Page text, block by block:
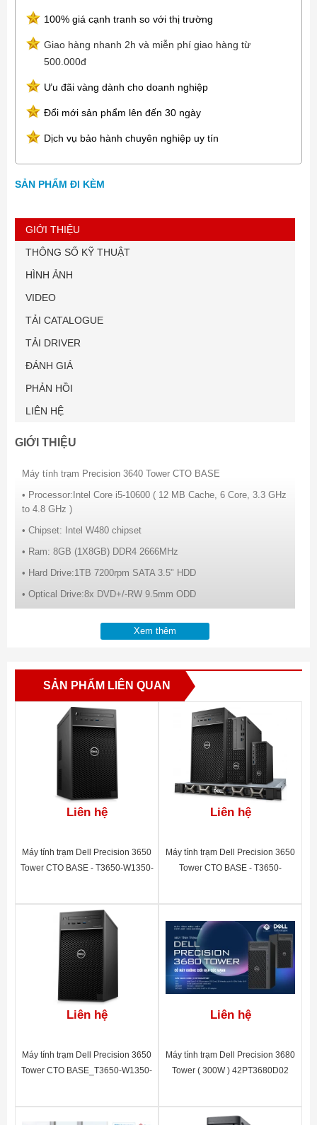
100% giá cạnh tranh so với thị trường
Giao hàng nhanh 2h và miễn phí giao hàng từ
500.000đ
Ưu đãi vàng dành cho doanh nghiệp
Đổi mới sản phẩm lên đến 30 ngày
Dịch vụ bảo hành chuyên nghiệp uy tín
SẢN PHẨM ĐI KÈM
GIỚI THIỆU
THÔNG SỐ KỸ THUẬT
HÌNH ẢNH
VIDEO
TẢI CATALOGUE
TẢI DRIVER
ĐÁNH GIÁ
PHẢN HỒI
LIÊN HỆ
GIỚI THIỆU
Máy tính trạm Precision 3640 Tower CTO BASE
• Processor:Intel Core i5-10600 ( 12 MB Cache, 6 Core, 3.3 GHz
to 4.8 GHz )
• Chipset: Intel W480 chipset
• Ram: 8GB (1X8GB) DDR4 2666MHz
• Hard Drive:1TB 7200rpm SATA 3.5" HDD
• Optical Drive:8x DVD+/-RW 9.5mm ODD
• Graphics: Nvidia Quadro P620, 2GB, 4 mDP to DP adapter, +
• OS:Ubuntu Linux 18.04
• Dell optical Mouse & Keyboard
• Warranty3Yr Prosupport + Keep Your HD
Xem thêm
SẢN PHẨM LIÊN QUAN
Liên hệ
Máy tính trạm Dell Precision 3650
Tower CTO BASE - T3650-W1350-
Liên hệ
Máy tính trạm Dell Precision 3650
Tower CTO BASE - T3650-
Liên hệ
Máy tính trạm Dell Precision 3650
Tower CTO BASE_T3650-W1350-
Liên hệ
Máy tính trạm Dell Precision 3680
Tower ( 300W ) 42PT3680D02